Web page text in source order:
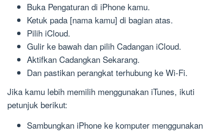
Buka Pengaturan di iPhone kamu.
Ketuk pada [nama kamu] di bagian atas.
Pilih iCloud.
Gulir ke bawah dan pilih Cadangan iCloud.
Aktifkan Cadangkan Sekarang.
Dan pastikan perangkat terhubung ke Wi-Fi.
Jika kamu lebih memilih menggunakan iTunes, ikuti
petunjuk berikut:
Sambungkan iPhone ke komputer menggunakan